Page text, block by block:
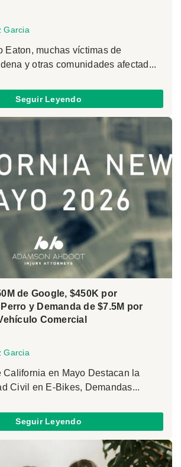
Garcia
Eaton, muchas víctimas de
y otras comunidades afectad...
Seguir Leyendo
de Google, $450K por
y Demanda de $7.5M por
Comercial
Garcia
California en Mayo Destacan la
Civil en E-Bikes, Demandas...
Seguir Leyendo